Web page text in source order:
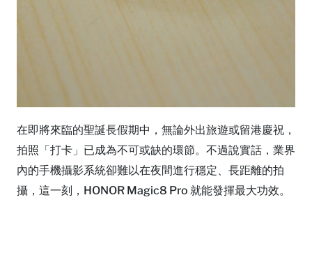
在即將來臨的聖誕長假期中，無論外出旅遊或留港慶祝，
拍照「打卡」已成為不可或缺的環節。不過說實話，業界
內的手機攝影系統卻難以在夜間進行穩定、長距離的拍
攝，這一刻，HONOR Magic8 Pro 就能發揮最大功效。